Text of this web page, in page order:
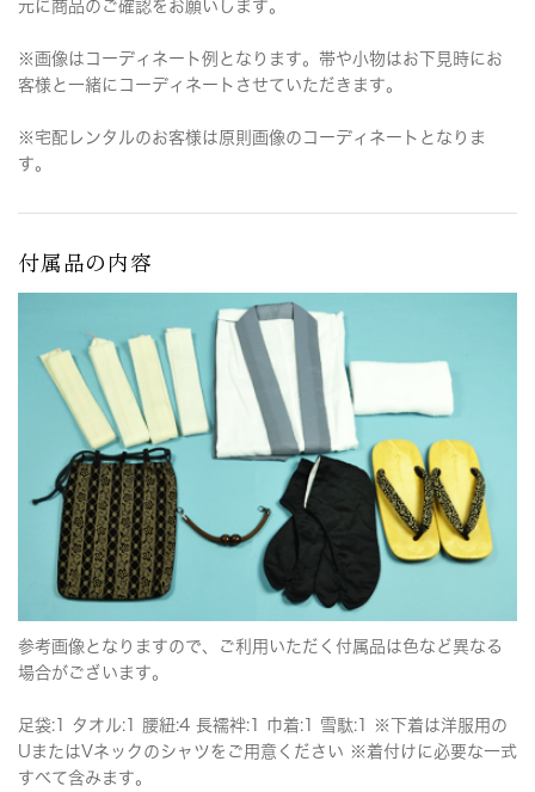
元に商品のご確認をお願いします。
※画像はコーディネート例となります。帯や小物はお下見時にお
客様と一緒にコーディネートさせていただきます。
※宅配レンタルのお客様は原則画像のコーディネートとなりま
す。
付属品の内容
参考画像となりますので、ご利用いただく付属品は色など異なる
場合がございます。
足袋:1 タオル:1 腰紐:4 長襦袢:1 巾着:1 雪駄:1 ※下着は洋服用の
UまたはVネックのシャツをご用意ください ※着付けに必要な一式
すべて含みます。